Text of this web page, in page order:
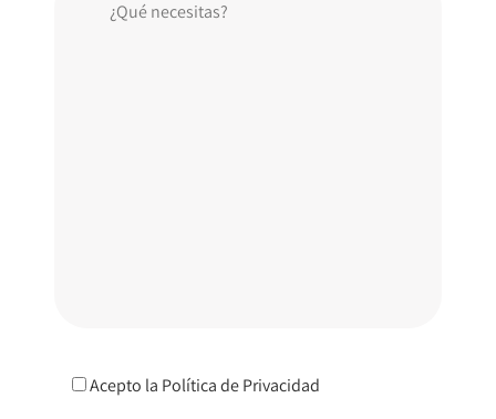
Acepto la Política de Privacidad